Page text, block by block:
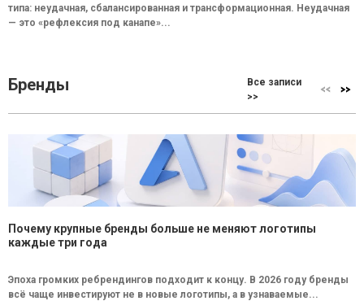
типа: неудачная, сбалансированная и трансформационная. Неудачная
— это «рефлексия под канапе»...
Бренды
Все записи
>>
Почему крупные бренды больше не меняют логотипы
каждые три года
Эпоха громких ребрендингов подходит к концу. В 2026 году бренды
всё чаще инвестируют не в новые логотипы, а в узнаваемые...